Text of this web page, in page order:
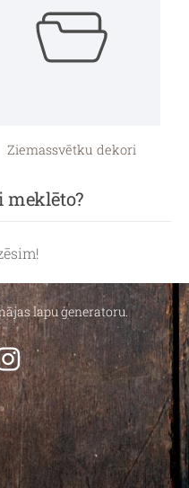
meklēto?
Ziemassvētku dekori
lapu ģeneratoru.